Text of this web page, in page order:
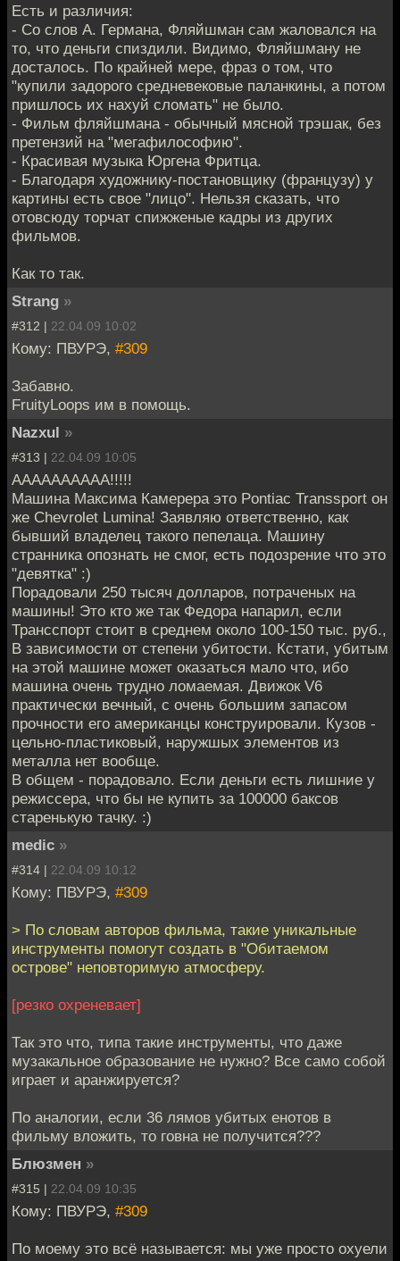
Есть и различия:
- Со слов А. Германа, Фляйшман сам жаловался на
то, что деньги спиздили. Видимо, Фляйшману не
досталось. По крайней мере, фраз о том, что
"купили задорого средневековые паланкины, а потом
пришлось их нахуй сломать" не было.
- Фильм фляйшмана - обычный мясной трэшак, без
претензий на "мегафилософию".
- Красивая музыка Юргена Фритца.
- Благодаря художнику-постановщику (французу) у
картины есть свое "лицо". Нельзя сказать, что
отовсюду торчат спижженые кадры из других
фильмов.
Как то так.
Strang »
#312 | 22.04.09 10:02
Кому: ПВУРЭ, #309
Забавно.
FruityLoops им в помощь.
Nazxul »
#313 | 22.04.09 10:05
АААААААААА!!!!!
Машина Максима Камерера это Pontiac Transsport он
же Chevrolet Lumina! Заявляю ответственно, как
бывший владелец такого пепелаца. Машину
странника опознать не смог, есть подозрение что это
"девятка" :)
Порадовали 250 тысяч долларов, потраченых на
машины! Это кто же так Федора напарил, если
Трансспорт стоит в среднем около 100-150 тыс. руб.,
В зависимости от степени убитости. Кстати, убитым
на этой машине может оказаться мало что, ибо
машина очень трудно ломаемая. Движок V6
практически вечный, с очень большим запасом
прочности его американцы конструировали. Кузов -
цельно-пластиковый, наружшых элементов из
металла нет вообще.
В общем - порадовало. Если деньги есть лишние у
режиссера, что бы не купить за 100000 баксов
старенькую тачку. :)
medic »
#314 | 22.04.09 10:12
Кому: ПВУРЭ, #309
> По словам авторов фильма, такие уникальные
инструменты помогут создать в "Обитаемом
острове" неповторимую атмосферу.
[резко охреневает]
Так это что, типа такие инструменты, что даже
музакальное образование не нужно? Все само собой
играет и аранжируется?
По аналогии, если 36 лямов убитых енотов в
фильму вложить, то говна не получится???
Блюзмен »
#315 | 22.04.09 10:35
Кому: ПВУРЭ, #309
По моему это всё называется: мы уже просто охуели